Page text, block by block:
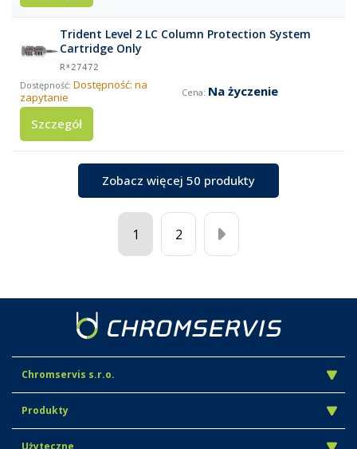
Trident Level 2 LC Column Protection System
Cartridge Only
R*27472
Dostępność: na
zapytanie
Na życzenie
Szczegół
Zobacz więcej 50 produkty
1 2
Chromservis s.r.o.
Produkty
Użyteczne